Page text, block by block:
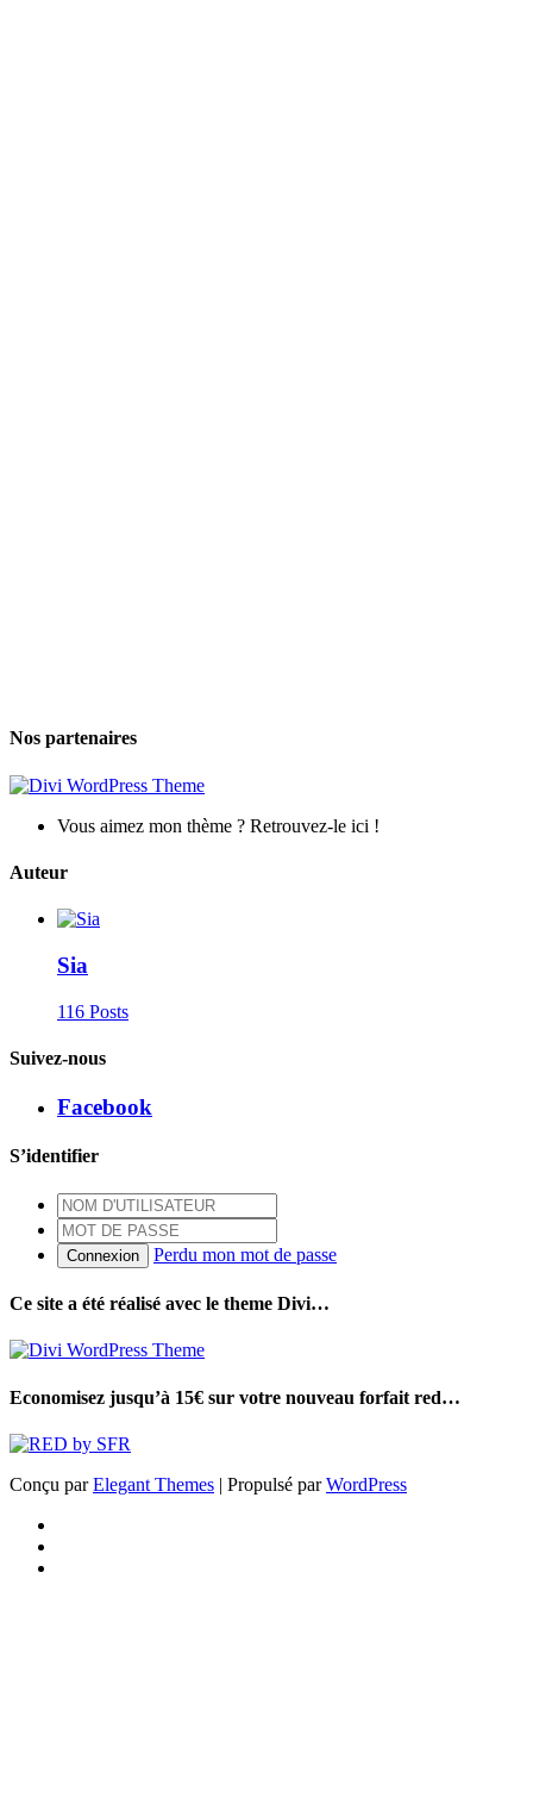
Nos partenaires
Vous aimez mon thème ? Retrouvez-le ici !
Auteur
Sia
116 Posts
Suivez-nous
Facebook
S’identifier
Connexion Perdu mon mot de passe
Ce site a été réalisé avec le theme Divi…
Economisez jusqu’à 15€ sur votre nouveau forfait red…
Conçu parElegant Themes | Propulsé parWordPress